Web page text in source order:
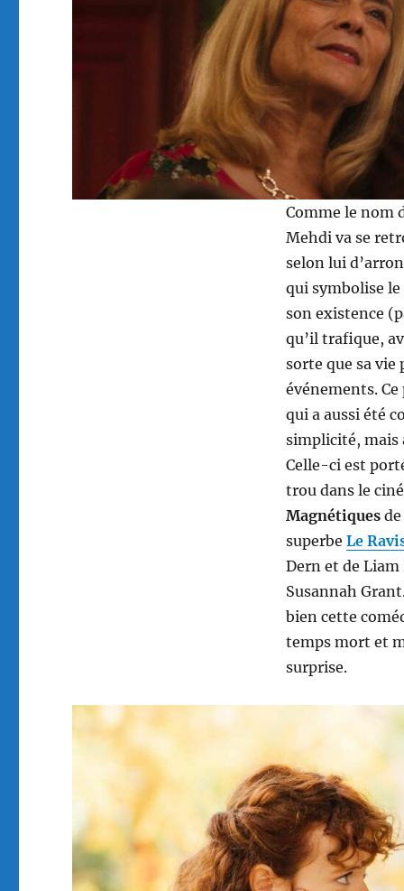
Comme le nom
Mehdi va se
selon lui
qui symbolise
son existence
qu’il trafique,
sorte que sa
événements.
qui a aussi été
simplicité, mais
Celle-ci est
trou dans le
Magnétiquesde
superbe Le
Dern et de
Susannah
bien cette
temps mort et
surprise.